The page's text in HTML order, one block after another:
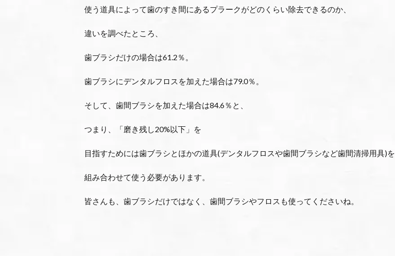
使う道具によって歯のすき間にあるプラークがどのくらい除去できるのか、
違いを調べたところ、
歯ブラシだけの場合は61.2％。
歯ブラシにデンタルフロスを加えた場合は79.0％。
そして、歯間ブラシを加えた場合は84.6％と、
つまり、「磨き残し20%以下」を
目指すためには歯ブラシとほかの道具(デンタルフロスや歯間ブラシなど歯間清掃用具)を
組み合わせて使う必要があります。
皆さんも、歯ブラシだけではなく、歯間ブラシやフロスも使ってくださいね。